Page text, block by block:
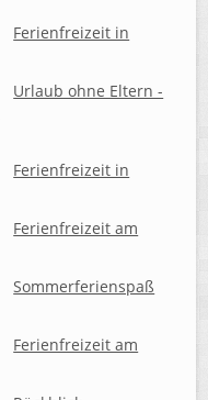
Ferienfreizeit in
Urlaub ohne Eltern -
Ferienfreizeit in
Ferienfreizeit am
Sommerferienspaß
Ferienfreizeit am